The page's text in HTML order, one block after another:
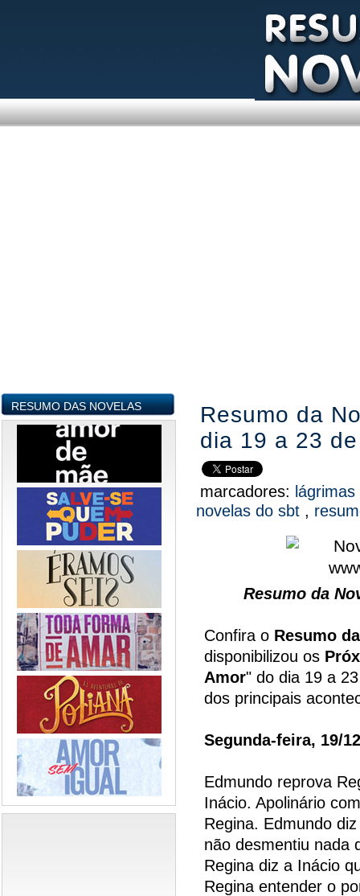
RESUMO DAS NOVELAS
Resumo da
dia 19 a 23
marcadores:
novelas do sbt ,
Resumo da
Confira o Resumo
disponibilizou os
Amor" do dia 19 a
dos principais
Segunda-feira, 19/
Edmundo reprova
Inácio. Apolinário
Regina. Edmundo
não desmentiu nada
Regina diz a Inácio
Regina entender o